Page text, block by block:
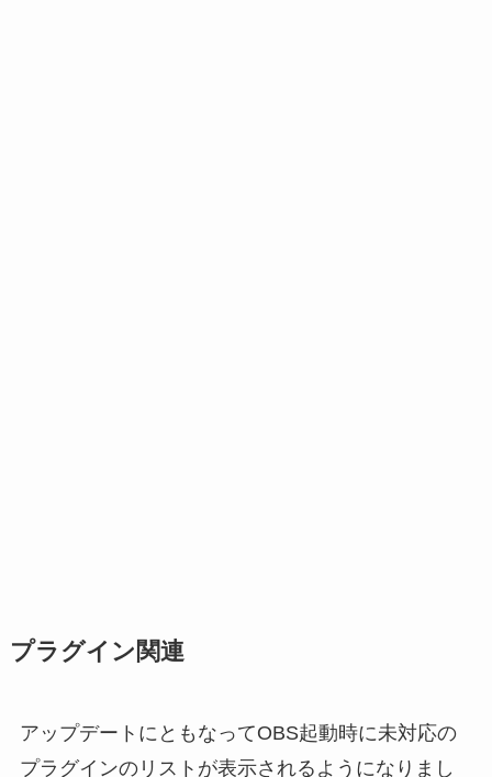
プラグイン関連
アップデートにともなってOBS起動時に未対応の
プラグインのリストが表示されるようになりまし